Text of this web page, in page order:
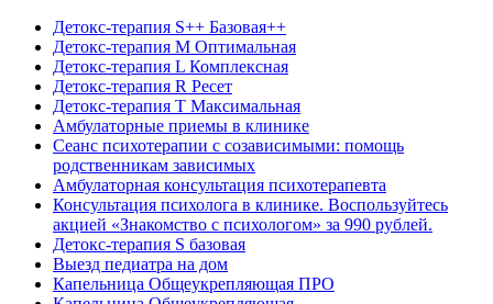
Детокс-терапия S++ Базовая++
Детокс-терапия M Оптимальная
Детокс-терапия L Комплексная
Детокс-терапия R Ресет
Детокс-терапия Т Максимальная
Амбулаторные приемы в клинике
Сеанс психотерапии с созависимыми: помощь
родственникам зависимых
Амбулаторная консультация психотерапевта
Консультация психолога в клинике. Воспользуйтесь
акцией «Знакомство с психологом» за 990 рублей.
Детокс-терапия S базовая
Выезд педиатра на дом
Капельница Общеукрепляющая ПРО